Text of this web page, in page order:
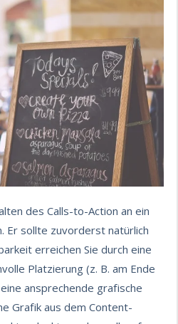
des Calls-to-Action an ein
Er sollte zuvorderst natürlich
erreichen Sie durch eine
Platzierung (z. B. am Ende
ansprechende grafische
Grafik aus dem Content-